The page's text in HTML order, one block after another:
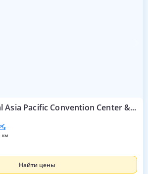
International Asia Pacific Convention Center & HNA Resort
5 км
Найти цены